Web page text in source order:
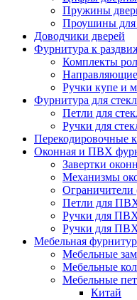
Пружины
Проушины для
Доводчики дверей
Фурнитура к
Комплекты
Направляющие
Ручки купе и
Фурнитура для
Петли для
Ручки для
Перекодировочные
Оконная и ПВХ
Завертки
Механизмы
Ограничители
Петли для
Ручки для
Ручки для
Мебельная
Мебельные
Мебельные
Мебельные
Китай